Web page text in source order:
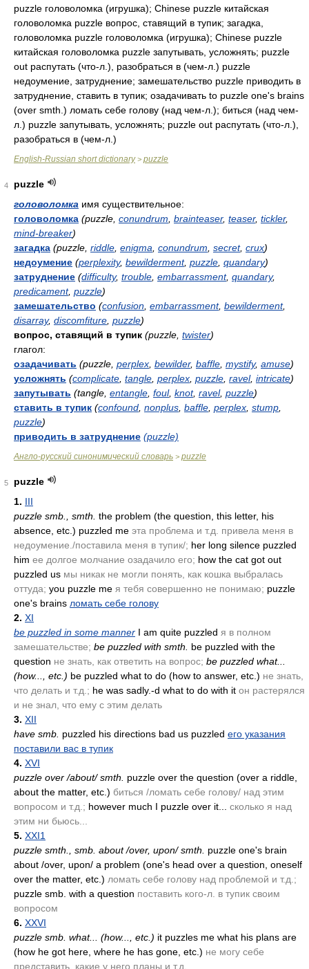
puzzle головоломка (игрушка); Chinese puzzle китайская
головоломка puzzle вопрос, ставящий в тупик; загадка,
головоломка puzzle головоломка (игрушка); Chinese puzzle
китайская головоломка puzzle запутывать, усложнять; puzzle
out распутать (что-л.), разобраться в (чем-л.) puzzle
недоумение, затруднение; замешательство puzzle приводить в
затруднение, ставить в тупик; озадачивать to puzzle one's brains
(over smth.) ломать себе голову (над чем-л.); биться (над чем-
л.) puzzle запутывать, усложнять; puzzle out распутать (что-л.),
разобраться в (чем-л.)
English-Russian short dictionary> puzzle
4
puzzle
головоломка имя существительное:
головоломка (puzzle, conundrum brainteaser, teaser, tickler,
mind-breaker)
загадка (puzzle, riddle enigma conundrum secret, crux)
недоумение (perplexity, bewilderment, puzzle quandary)
затруднение (difficulty, trouble embarrassment, quandary,
predicament, puzzle)
замешательство (confusion embarrassment, bewilderment,
disarray, discomfiture puzzle)
вопрос, ставящий в тупик (puzzle, twister)
глагол:
озадачивать (puzzle, perplex bewilder, baffle mystify, amuse)
усложнять (complicate tangle perplex puzzle ravel, intricate)
запутывать (tangle, entangle foul, knot, ravel, puzzle)
ставить в тупик (confound nonplus baffle perplex stump
puzzle)
приводить в затруднение (puzzle)
Англо-русский синонимический словарь > puzzle
5
puzzle
1. III
puzzle smb., smth. the problem (the question, this letter, his
absence, etc.) puzzled me эта проблема и т.д. привела меня в
недоумение./поставила меня в тупик/; her long silence puzzled
him ее долгое молчание озадачило его; how the cat got out
puzzled us мы никак не могли понять, как кошка выбралась
оттуда; you puzzle me я тебя совершенно не понимаю; puzzle
one's brains ломать себе голову
2. XI
be puzzled in some manner I am quite puzzled я в полном
замешательстве; be puzzled with smth.
be puzzled with the
question не знать, как ответить на вопрос; be puzzled what...
(how..., etc.) be puzzled what to do (how to answer, etc.) не знать,
что делать и т.д.; he was sadly.-d what to do with it он растерялся
и не знал, что ему с этим делать
3. XII
have smb. puzzled his directions bad us puzzled его указания
поставили вас в тупик
4. XVI
puzzle over /about/ smth.
puzzle over the question (over a riddle,
about the matter, etc.) биться /ломать себе голову/ над этим
вопросом и т.д.; however much I puzzle over it... сколько я над
этим ни бьюсь...
5. XXI1
puzzle smth., smb. about /over, upon/ smth.
puzzle one's brain
about /over, upon/ a problem (one's head over a question, oneself
over the matter, etc.) ломать себе голову над проблемой и т.д.;
puzzle smb. with a question поставить кого-л. в тупик своим
вопросом
6. XXVI
puzzle smb. what... (how..., etc.) it puzzles me what his plans are
(how he got here, where he has gone, etc.) не могу себе
представить, какие у него планы и т.д.